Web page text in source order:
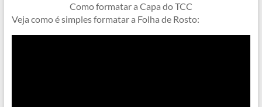
Como formatar a Capa do TCC
Veja como é simples formatar a Folha de Rosto: